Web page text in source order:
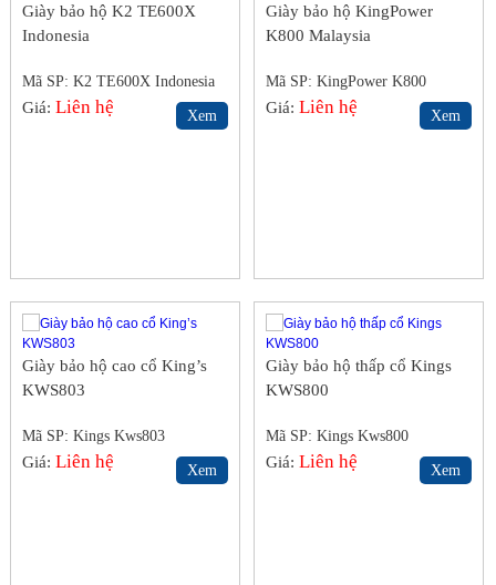
Giày bảo hộ K2 TE600X
Indonesia
Mã SP: K2 TE600X Indonesia
Giá:Liên hệ Xem
Giày bảo hộ KingPower
K800 Malaysia
Mã SP: KingPower K800
Giá:Liên hệ Xem
Giày bảo hộ cao cổ King’s
KWS803
Mã SP: Kings Kws803
Giá:Liên hệ Xem
Giày bảo hộ thấp cổ Kings
KWS800
Mã SP: Kings Kws800
Giá:Liên hệ Xem